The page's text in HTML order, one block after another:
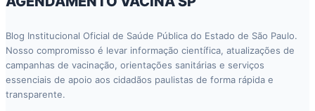
Blog Institucional Oficial de Saúde Pública do Estado de São Paulo.
Nosso compromisso é levar informação científica, atualizações de
campanhas de vacinação, orientações sanitárias e serviços
essenciais de apoio aos cidadãos paulistas de forma rápida e
transparente.